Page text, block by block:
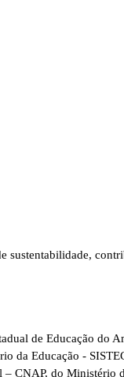
sustentabilidade,
de Educação do
da Educação -
CNAP, do Ministério